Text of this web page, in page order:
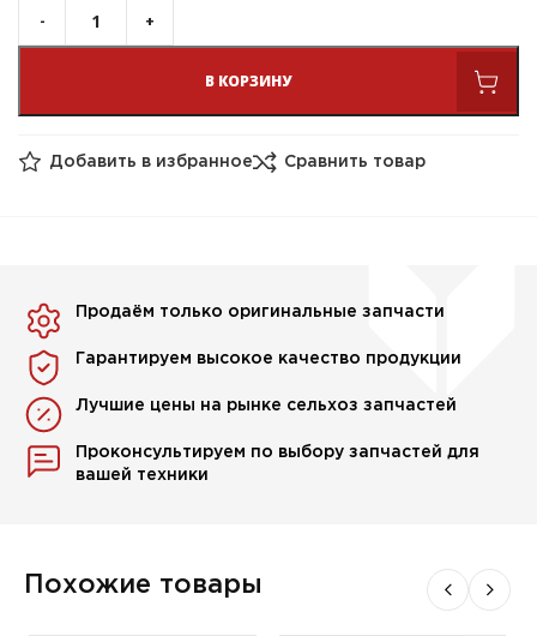
В КОРЗИНУ
Добавить в избранное Сравнить товар
Продаём только оригинальные запчасти
Гарантируем высокое качество продукции
Лучшие цены на рынке сельхоз запчастей
Проконсультируем по выбору запчастей для
вашей техники
Похожие товары